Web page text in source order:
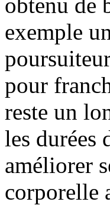
exemple
pour
reste un
les durées
améliorer
corporelle